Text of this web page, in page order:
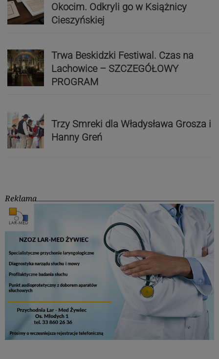
Okocim. Odkryli go w Książnicy
Cieszyńskiej
Trwa Beskidzki Festiwal. Czas na
Lachowice – SZCZEGÓŁOWY
PROGRAM
Trzy Smreki dla Władysława Grosza i
Hanny Greń
Reklama